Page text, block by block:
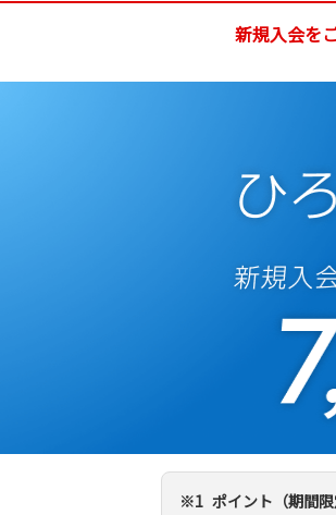
新規入会を
※1 ポイント（期間